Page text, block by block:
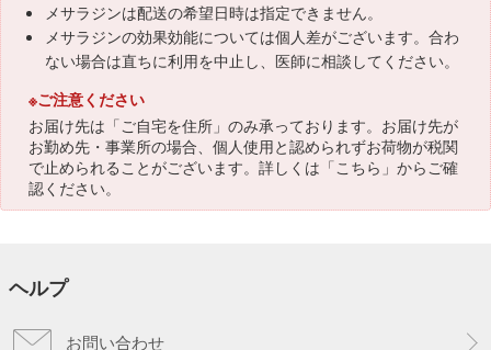
メサラジンは配送の希望日時は指定できません。
メサラジンの効果効能については個人差がございます。合わ
ない場合は直ちに利用を中止し、医師に相談してください。
※ご注意ください
お届け先は「ご自宅を住所」のみ承っております。お届け先が
お勤め先・事業所の場合、個人使用と認められずお荷物が税関
で止められることがございます。詳しくは「こちら 」からご確
認ください。
ヘルプ
お問い合わせ